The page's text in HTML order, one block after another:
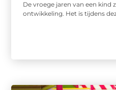
De vroege jaren van een kind
ontwikkeling. Het is tijdens